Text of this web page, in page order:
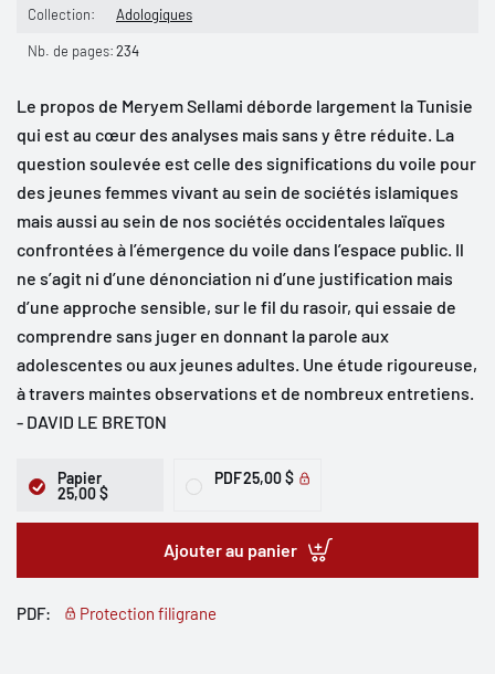
Collection: Adologiques
Nb. de pages:234
Le propos de Meryem Sellami déborde largement la Tunisie
qui est au cœur des analyses mais sans y être réduite. La
question soulevée est celle des significations du voile pour
des jeunes femmes vivant au sein de sociétés islamiques
mais aussi au sein de nos sociétés occidentales laïques
confrontées à l’émergence du voile dans l’espace public. Il
ne s’agit ni d’une dénonciation ni d’une justification mais
d’une approche sensible, sur le fil du rasoir, qui essaie de
comprendre sans juger en donnant la parole aux
adolescentes ou aux jeunes adultes. Une étude rigoureuse,
à travers maintes observations et de nombreux entretiens.
- DAVID LE BRETON
Papier
25,00 $
PDF25,00 $
Ajouter au panier
PDF: Protection filigrane